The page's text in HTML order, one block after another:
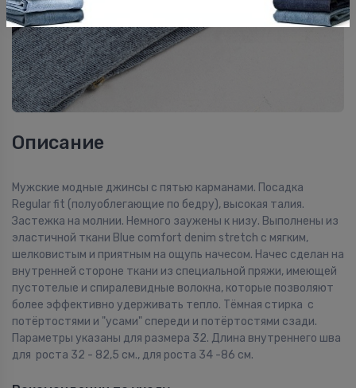
Описание
Мужские модные джинсы с пятью карманами. Посадка
Regular fit (полуоблегающие по бедру), высокая талия.
Застежка на молнии. Немного заужены к низу. Выполнены из
эластичной ткани Blue comfort denim stretch с мягким,
шелковистым и приятным на ощупь начесом. Начес сделан на
внутренней стороне ткани из специальной пряжи, имеющей
пустотелые и спиралевидные волокна, которые позволяют
более эффективно удерживать тепло. Тёмная стирка с
потёртостями и "усами" спереди и потёртостями сзади.
Параметры указаны для размера 32. Длина внутреннего шва
для роста 32 - 82,5 см., для роста 34 -86 см.